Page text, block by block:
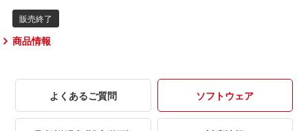
商品情報
よくあるご質問 ソフトウェア